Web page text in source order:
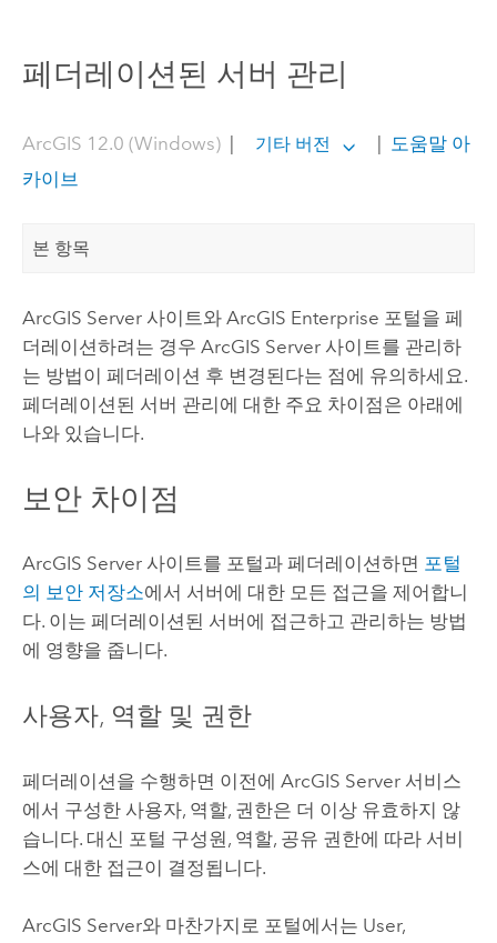
페더레이션된 서버 관리
ArcGIS 12.0 (Windows)| 기타 버전
도움말 아
카이브
본 항목
ArcGIS Server사이트와 ArcGIS Enterprise 포털을 페
더레이션하려는 경우 ArcGIS Server사이트를 관리하
는 방법이 페더레이션 후 변경된다는 점에 유의하세요.
페더레이션된 서버 관리에 대한 주요 차이점은 아래에
나와 있습니다.
보안 차이점
ArcGIS Server사이트를 포털과 페더레이션하면 포털
의 보안 저장소에서 서버에 대한 모든 접근을 제어합니
다. 이는 페더레이션된 서버에 접근하고 관리하는 방법
에 영향을 줍니다.
사용자, 역할 및 권한
페더레이션을 수행하면 이전에 ArcGIS Server서비스
에서 구성한 사용자, 역할, 권한은 더 이상 유효하지 않
습니다. 대신 포털 구성원, 역할, 공유 권한에 따라 서비
스에 대한 접근이 결정됩니다.
ArcGIS Server와 마찬가지로 포털에서는 User,